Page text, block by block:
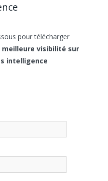
pour télécharger
meilleure visibilité sur
intelligence